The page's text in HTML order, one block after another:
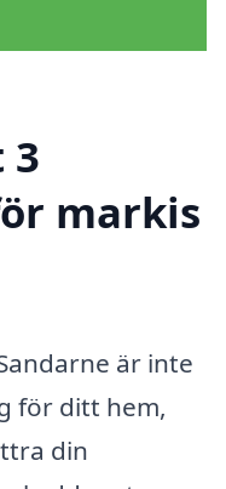
3
markis
är inte
för ditt hem,
din